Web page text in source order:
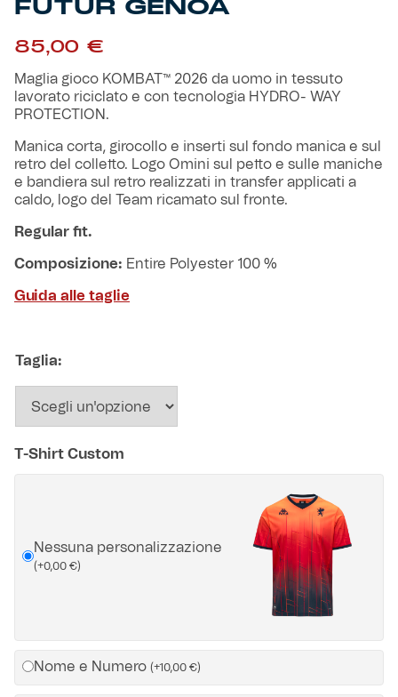
Robe di Kappa x Genoa
Red&Blue Voices
Kids
Party
Caffè Boasi x Genoa
FUTUR GENOA
85,00 €
Maglia gioco KOMBAT™ 2026 da uomo in tessuto
lavorato riciclato e con tecnologia HYDRO- WAY
PROTECTION.
Manica corta, girocollo e inserti sul fondo manica e sul
retro del colletto. Logo Omini sul petto e sulle maniche
e bandiera sul retro realizzati in transfer applicati a
caldo, logo del Team ricamato sul fronte.
Regular fit.
Composizione: Entire Polyester 100 %
Guida alle taglie
Taglia:
T-Shirt Custom
Nessuna personalizzazione
(+0,00 €)
Nome e Numero (+10,00 €)